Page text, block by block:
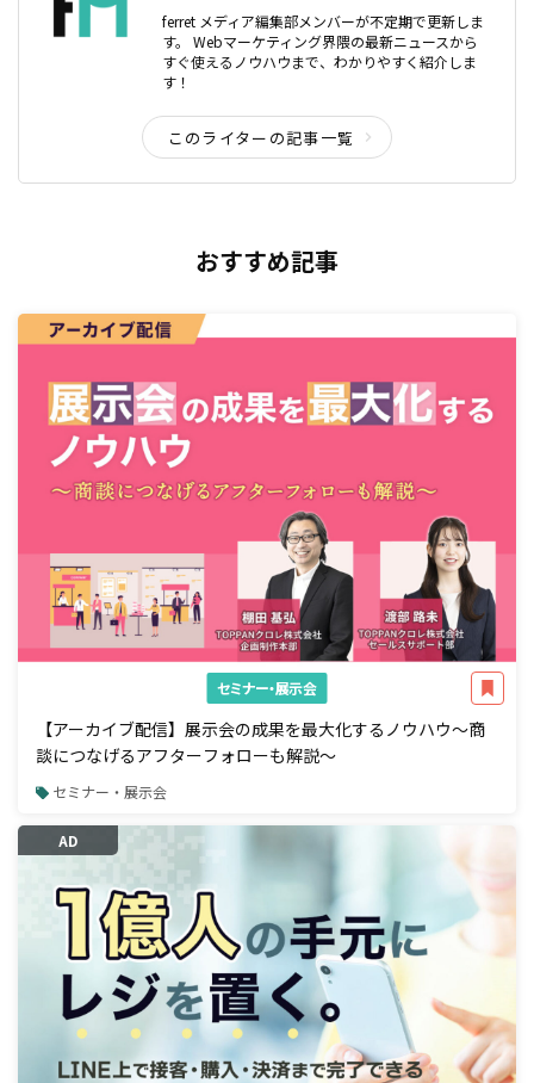
ferret メディア編集部メンバーが不定期で更新しま
す。 Webマーケティング界隈の最新ニュースから
すぐ使えるノウハウまで、わかりやすく紹介しま
す！
このライターの記事一覧
おすすめ記事
セミナー・展示会
【アーカイブ配信】展示会の成果を最大化するノウハウ～商
談につなげるアフターフォローも解説～
セミナー・展示会
AD